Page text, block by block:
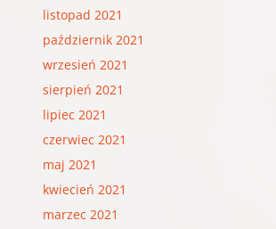
listopad 2021
październik 2021
wrzesień 2021
sierpień 2021
lipiec 2021
czerwiec 2021
maj 2021
kwiecień 2021
marzec 2021